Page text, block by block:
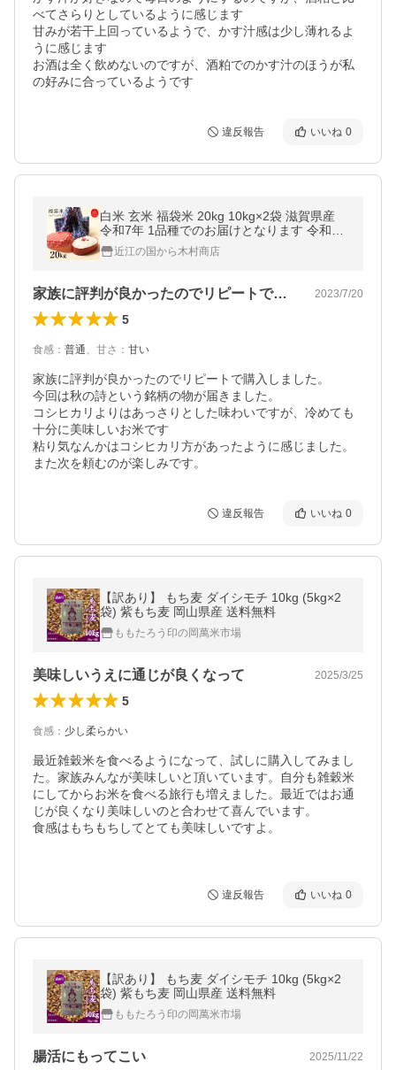
べてさらりとしているように感じます
甘みが若干上回っているようで、かす汁感は少し薄れるよ
うに感じます
お酒は全く飲めないのですが、酒粕でのかす汁のほうが私
の好みに合っているようです
違反報告 いいね 0
白米 玄米 福袋米 20kg 10kg×2袋 滋賀県産
令和7年 1品種でのお届けとなります 令和7
年産のみ使用 100
近江の国から木村商店
家族に評判が良かったのでリピートで購入… 2023/7/20
5
食感 ： 普通、 甘さ ： 甘い
家族に評判が良かったのでリピートで購入しました。
今回は秋の詩という銘柄の物が届きました。
コシヒカリよりはあっさりとした味わいですが、冷めても
十分に美味しいお米です
粘り気なんかはコシヒカリ方があったように感じました。
また次を頼むのが楽しみです。
違反報告 いいね 0
【訳あり】 もち麦 ダイシモチ 10kg (5kg×2
袋) 紫もち麦 岡山県産 送料無料
ももたろう印の岡萬米市場
美味しいうえに通じが良くなって 2025/3/25
5
食感 ： 少し柔らかい
最近雑穀米を食べるようになって、試しに購入してみまし
た。家族みんなが美味しいと頂いています。自分も雑穀米
にしてからお米を食べる旅行も増えました。最近ではお通
じが良くなり美味しいのと合わせて喜んでいます。
食感はもちもちしてとても美味しいですよ。
違反報告 いいね 0
【訳あり】 もち麦 ダイシモチ 10kg (5kg×2
袋) 紫もち麦 岡山県産 送料無料
ももたろう印の岡萬米市場
腸活にもってこい 2025/11/22